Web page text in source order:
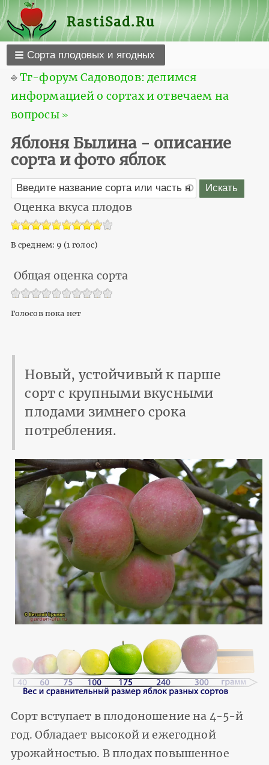
RastiSad.Ru
Сорта плодовых и ягодных
⎆Тг-форум Садоводов: делимся
информацией о сортах и отвечаем на
вопросы ≫
Яблоня Былина - описание
сорта и фото яблок
Оценка вкуса плодов
В среднем: 9 (1голос)
Общая оценка сорта
Голосов пока нет
Новый, устойчивый к парше
сорт с крупными вкусными
плодами зимнего срока
потребления.
Сорт вступает в плодоношение на 4-5-й
год. Обладает высокой и ежегодной
урожайностью. В плодах повышенное